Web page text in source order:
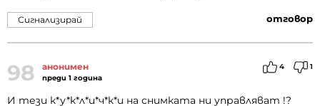
отговор
Сигнализирай
98 анонимен
преди 1 година
4 1
И тези к*у*к*л*и*ч*к*и на снимката ни управляват !?